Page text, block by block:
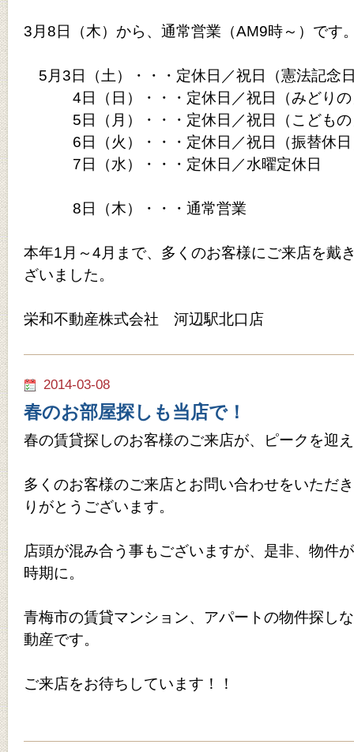
3月8日（木）から、通常営業（AM9時～）です
5月3日（土）・・・定休日／祝日（憲法記念
4日（日）・・・定休日／祝日（みどりの
5日（月）・・・定休日／祝日（こどもの
6日（火）・・・定休日／祝日（振替休日
7日（水）・・・定休日／水曜定休日
8日（木）・・・通常営業
本年1月～4月まで、多くのお客様にご来店を戴
ざいました。
栄和不動産株式会社 河辺駅北口店
2014-03-08
春のお部屋探しも当店で！
春の賃貸探しのお客様のご来店が、ピークを迎
多くのお客様のご来店とお問い合わせをいただ
りがとうございます。
店頭が混み合う事もございますが、是非、物件
時期に。
青梅市の賃貸マンション、アパートの物件探し
動産です。
ご来店をお待ちしています！！